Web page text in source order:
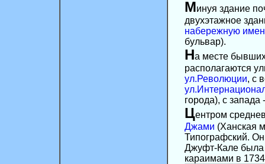
Минуя здание
двухэтажное
набережную
бульвар).
На месте
располагаются
ул.Революции, с
города), с
Центром
Джами (Ханская
Типографский. Он
Джуфт-Кале была
караимами в